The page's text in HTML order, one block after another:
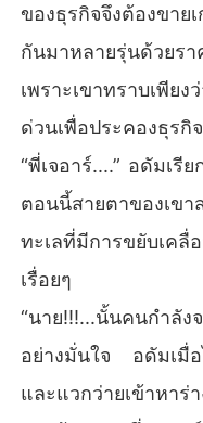
ของธุรกิจจึงต้องขาย
กันมาหลายรุ่นด้วยร
เพราะเขาทราบเพีย
ด่วนเพื่อประคองธุรกิ
“พี่เจอาร์....” อดัมเ
ตอนนี้สายตาของเขา
ทะเลที่มีการขยับเคลื่
เรื่อยๆ
“นาย!!!...นั้นคนกำลั
อย่างมั่นใจ อดัมเมื่อ
และแวกว่ายเข้าหาร่